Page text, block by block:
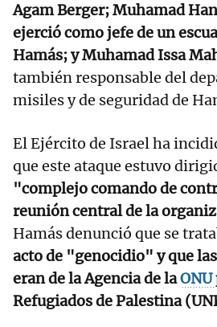
Agam Berger; Muhamad
ejerció como jefe de un
Hamás; y Muhamad Issa
también responsable del
misiles y de seguridad de
El Ejército de Israel ha
que este ataque estuvo
"complejo comando de
reunión central de la
Hamás denunció que se
acto de "genocidio" y que
eran de la Agencia de laONU
Refugiados de Palestina